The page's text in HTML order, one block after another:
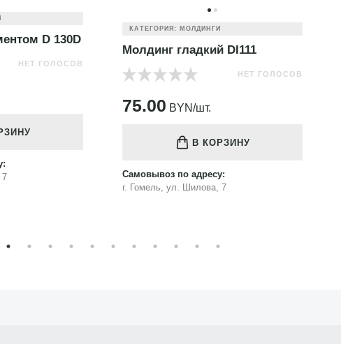
D 130D
НЕТ ГОЛОСОВ
7
КАТЕГОРИЯ: МОЛДИНГИ
Молдинг гладкий DI111
НЕТ ГОЛОСОВ
75.00 BYN/шт.
В КОРЗИНУ
Самовывоз по адресу:
г. Гомель, ул. Шилова, 7